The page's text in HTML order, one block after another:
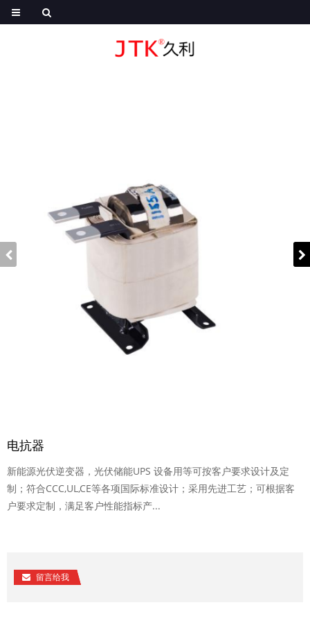
电抗器
新能源光伏逆变器，光伏储能UPS 设备用等可按客户要求设计及定
制；符合CCC,UL,CE等各项国际标准设计；采用先进工艺；可根据客
户要求定制，满足客户性能指标产...
留言给我